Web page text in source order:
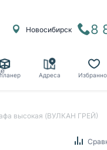
Адреса
Новосибирск 8
высокая (ВУЛКАН ГРЕЙ)